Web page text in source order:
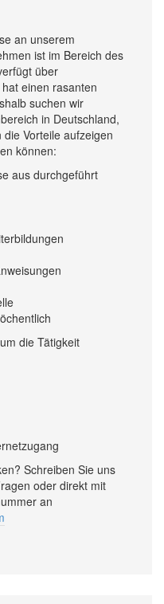
an unserem
ist im Bereich des
über
einen rasanten
suchen wir
in Deutschland,
Vorteile aufzeigen
können:
aus durchgeführt
die Tätigkeit
Schreiben Sie uns
oder direkt mit
an